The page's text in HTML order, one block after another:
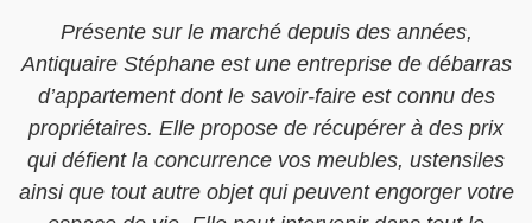
Présente sur le marché depuis des années,
Antiquaire Stéphane est une entreprise de débarras
d’appartement dont le savoir-faire est connu des
propriétaires. Elle propose de récupérer à des prix
qui défient la concurrence vos meubles, ustensiles
ainsi que tout autre objet qui peuvent engorger votre